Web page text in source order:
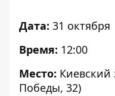
Дата: 31 октября
Время: 12:00
Место: Киевский
Победы, 32)